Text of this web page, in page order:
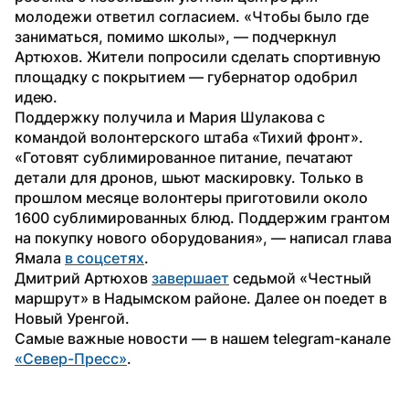
молодежи ответил согласием. «Чтобы было где
заниматься, помимо школы», — подчеркнул
Артюхов. Жители попросили сделать спортивную
площадку с покрытием — губернатор одобрил
идею.
Поддержку получила и Мария Шулакова с
командой волонтерского штаба «Тихий фронт».
«Готовят сублимированное питание, печатают
детали для дронов, шьют маскировку. Только в
прошлом месяце волонтеры приготовили около
1600 сублимированных блюд. Поддержим грантом
на покупку нового оборудования», — написал глава
Ямала в соцсетях.
Дмитрий Артюхов завершает седьмой «Честный
маршрут» в Надымском районе. Далее он поедет в
Новый Уренгой.
«Север-Пресс».